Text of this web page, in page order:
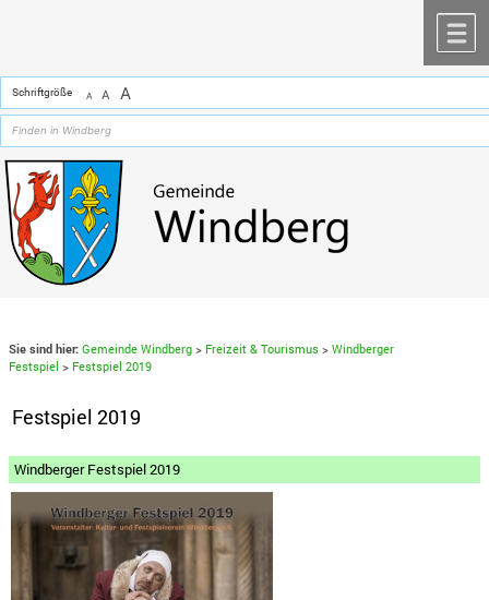
Schriftgröße A A A
Sie sind hier: Gemeinde Windberg > Freizeit & Tourismus >Windberger
Festspiel > Festspiel 2019
Festspiel 2019
Windberger Festspiel 2019